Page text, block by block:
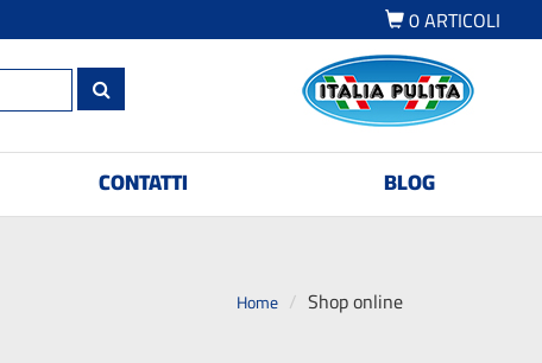
0ARTICOLI
CONTATTI BLOG
Home Shop online